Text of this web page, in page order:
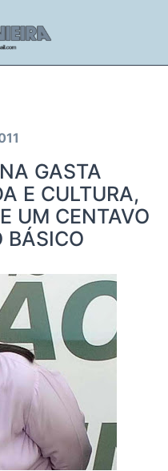
GASTA
E CULTURA,
UM CENTAVO
BÁSICO